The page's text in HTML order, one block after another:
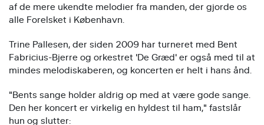
af de mere ukendte melodier fra manden, der gjorde os
alle Forelsket i København.
Trine Pallesen, der siden 2009 har turneret med Bent
Fabricius-Bjerre og orkestret 'De Græd' er også med til at
mindes melodiskaberen, og koncerten er helt i hans ånd.
"Bents sange holder aldrig op med at være gode sange.
Den her koncert er virkelig en hyldest til ham," fastslår
hun og slutter: